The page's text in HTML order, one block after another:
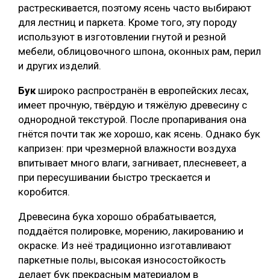
растрескивается, поэтому ясень часто выбирают
для лестниц и паркета. Кроме того, эту породу
используют в изготовлении гнутой и резной
мебели, облицовочного шпона, оконных рам, перил
и других изделий.
Бук широко распространён в европейских лесах,
имеет прочную, твёрдую и тяжёлую древесину с
однородной текстурой. После пропаривания она
гнётся почти так же хорошо, как ясень. Однако бук
капризен: при чрезмерной влажности воздуха
впитывает много влаги, загнивает, плесневеет, а
при пересушивании быстро трескается и
коробится.
Древесина бука хорошо обрабатывается,
поддаётся полировке, морению, лакированию и
окраске. Из неё традиционно изготавливают
паркетные полы, высокая износостойкость
делает бук прекрасным материалом в